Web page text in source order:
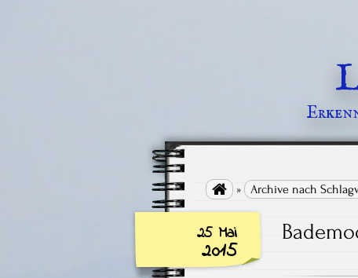
 » Archive nach
25 Mai
2015